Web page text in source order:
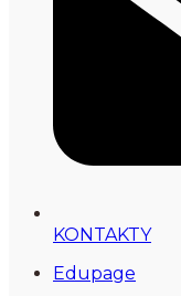
KONTAKTY
Edupage